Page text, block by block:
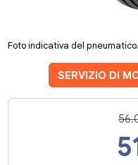
Foto indicativa del
SERVIZIO DI